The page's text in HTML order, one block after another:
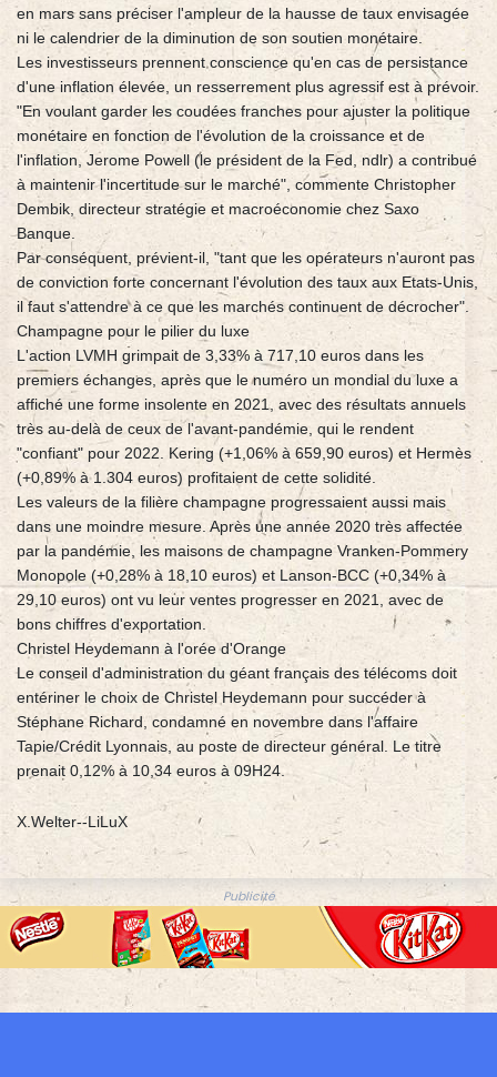
en mars sans préciser l'ampleur de la hausse de taux envisagée
ni le calendrier de la diminution de son soutien monétaire.
Les investisseurs prennent conscience qu'en cas de persistance
d'une inflation élevée, un resserrement plus agressif est à prévoir.
"En voulant garder les coudées franches pour ajuster la politique
monétaire en fonction de l'évolution de la croissance et de
l'inflation, Jerome Powell (le président de la Fed, ndlr) a contribué
à maintenir l'incertitude sur le marché", commente Christopher
Dembik, directeur stratégie et macroéconomie chez Saxo
Banque.
Par conséquent, prévient-il, "tant que les opérateurs n'auront pas
de conviction forte concernant l'évolution des taux aux Etats-Unis,
il faut s'attendre à ce que les marchés continuent de décrocher".
Champagne pour le pilier du luxe
L'action LVMH grimpait de 3,33% à 717,10 euros dans les
premiers échanges, après que le numéro un mondial du luxe a
affiché une forme insolente en 2021, avec des résultats annuels
très au-delà de ceux de l'avant-pandémie, qui le rendent
"confiant" pour 2022. Kering (+1,06% à 659,90 euros) et Hermès
(+0,89% à 1.304 euros) profitaient de cette solidité.
Les valeurs de la filière champagne progressaient aussi mais
dans une moindre mesure. Après une année 2020 très affectée
par la pandémie, les maisons de champagne Vranken-Pommery
Monopole (+0,28% à 18,10 euros) et Lanson-BCC (+0,34% à
29,10 euros) ont vu leur ventes progresser en 2021, avec de
bons chiffres d'exportation.
Christel Heydemann à l'orée d'Orange
Le conseil d'administration du géant français des télécoms doit
entériner le choix de Christel Heydemann pour succéder à
Stéphane Richard, condamné en novembre dans l'affaire
Tapie/Crédit Lyonnais, au poste de directeur général. Le titre
prenait 0,12% à 10,34 euros à 09H24.
X.Welter--LiLuX
Publicité